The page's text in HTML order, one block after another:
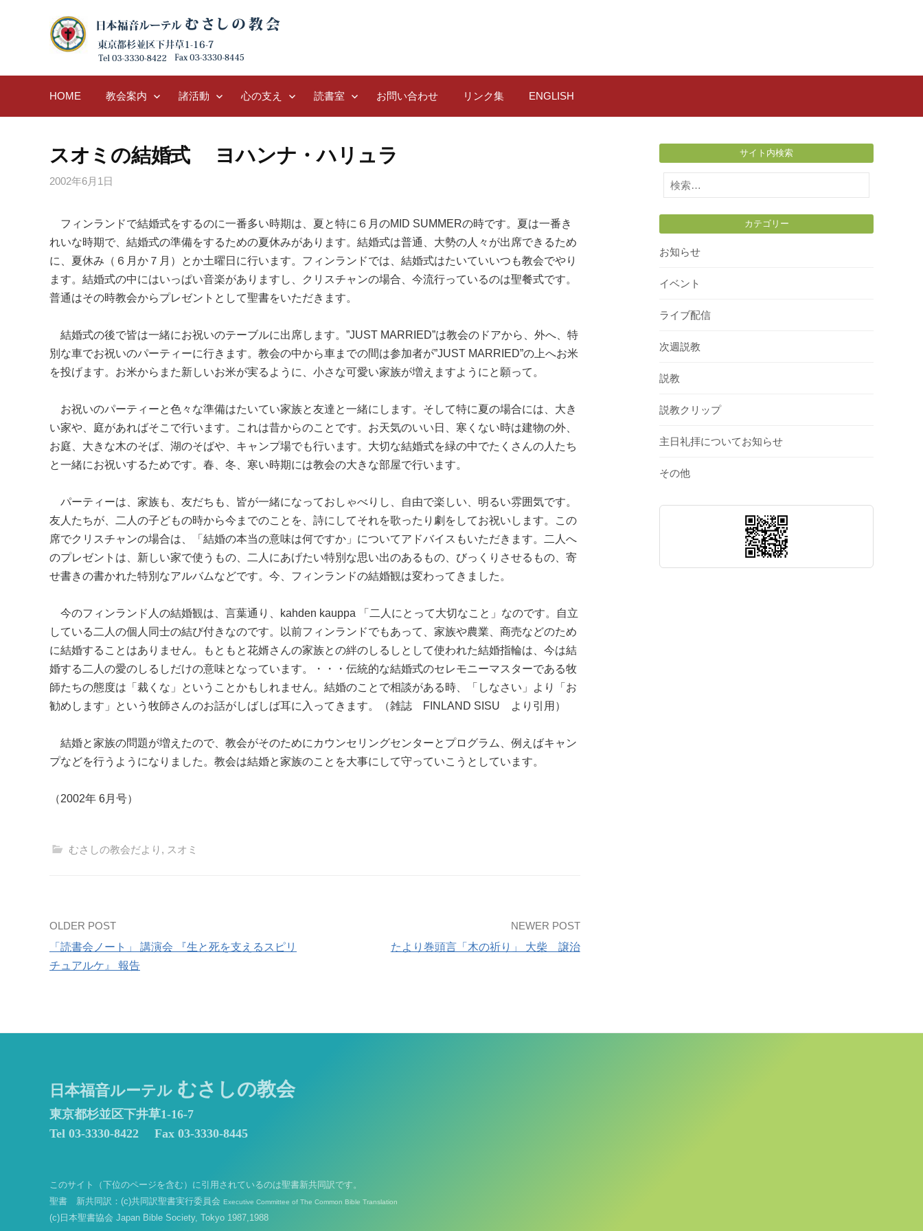
HOME 教会案内 諸活動 心の支え 読書室 お問い合わせ リンク集 ENGLISH
スオミの結婚式 ヨハンナ・ハリュラ
2002年6月1日
フィンランドで結婚式をするのに一番多い時期は、夏と特に６月のMID SUMMERの時です。夏は一番き
れいな時期で、結婚式の準備をするための夏休みがあります。結婚式は普通、大勢の人々が出席できるため
に、夏休み（６月か７月）とか土曜日に行います。フィンランドでは、結婚式はたいていいつも教会でやり
ます。結婚式の中にはいっぱい音楽がありますし、クリスチャンの場合、今流行っているのは聖餐式です。
普通はその時教会からプレゼントとして聖書をいただきます。
結婚式の後で皆は一緒にお祝いのテーブルに出席します。”JUST MARRIED”は教会のドアから、外へ、特
別な車でお祝いのパーティーに行きます。教会の中から車までの間は参加者が”JUST MARRIED”の上へお米
を投げます。お米からまた新しいお米が実るように、小さな可愛い家族が増えますようにと願って。
お祝いのパーティーと色々な準備はたいてい家族と友達と一緒にします。そして特に夏の場合には、大き
い家や、庭があればそこで行います。これは昔からのことです。お天気のいい日、寒くない時は建物の外、
お庭、大きな木のそば、湖のそばや、キャンプ場でも行います。大切な結婚式を緑の中でたくさんの人たち
と一緒にお祝いするためです。春、冬、寒い時期には教会の大きな部屋で行います。
パーティーは、家族も、友だちも、皆が一緒になっておしゃべりし、自由で楽しい、明るい雰囲気です。
友人たちが、二人の子どもの時から今までのことを、詩にしてそれを歌ったり劇をしてお祝いします。この
席でクリスチャンの場合は、「結婚の本当の意味は何ですか」についてアドバイスもいただきます。二人へ
のプレゼントは、新しい家で使うもの、二人にあげたい特別な思い出のあるもの、びっくりさせるもの、寄
せ書きの書かれた特別なアルバムなどです。今、フィンランドの結婚観は変わってきました。
今のフィンランド人の結婚観は、言葉通り、kahden kauppa 「二人にとって大切なこと」なのです。自立
している二人の個人同士の結び付きなのです。以前フィンランドでもあって、家族や農業、商売などのため
に結婚することはありません。もともと花婿さんの家族との絆のしるしとして使われた結婚指輪は、今は結
婚する二人の愛のしるしだけの意味となっています。・・・伝統的な結婚式のセレモニーマスターである牧
師たちの態度は「裁くな」ということかもしれません。結婚のことで相談がある時、「しなさい」より「お
勧めします」という牧師さんのお話がしばしば耳に入ってきます。（雑誌 FINLAND SISU より引用）
結婚と家族の問題が増えたので、教会がそのためにカウンセリングセンターとプログラム、例えばキャン
プなどを行うようになりました。教会は結婚と家族のことを大事にして守っていこうとしています。
（2002年 6月号）
むさしの教会だより , スオミ
Post
navigation
OLDER POST
「読書会ノート」 講演会 『生と死を支えるスピリ
チュアルケ』 報告
NEWER POST
たより巻頭言「木の祈り」 大柴 譲治
サイト内検索
検
索:
カテゴリー
お知らせ
イベント
ライブ配信
次週説教
説教
説教クリップ
主日礼拝についてお知らせ
その他
日本福音ルーテル むさしの教会
東京都杉並区下井草1-16-7
Tel 03-3330-8422
Fax 03-3330-8445
このサイト（下位のページを含む）に引用されているのは聖書新共同訳です。
聖書 新共同訳：(c)共同訳聖書実行委員会 Executive Committee of The Common Bible Translation
(c)日本聖書協会 Japan Bible Society, Tokyo 1987,1988